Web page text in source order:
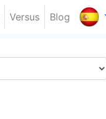
Versus Blog